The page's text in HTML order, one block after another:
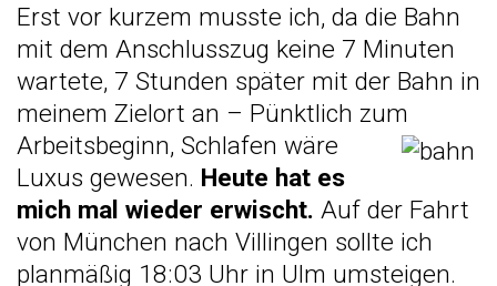
Erst vor kurzem musste ich, da die Bahn
mit dem Anschlusszug keine 7 Minuten
wartete, 7 Stunden später mit der Bahn in
meinem Zielort an – Pünktlich zum
Arbeitsbeginn, Schlafen wäre
Luxus gewesen. Heute hat es
mich mal wieder erwischt. Auf der Fahrt
von München nach Villingen sollte ich
planmäßig 18:03 Uhr in Ulm umsteigen.